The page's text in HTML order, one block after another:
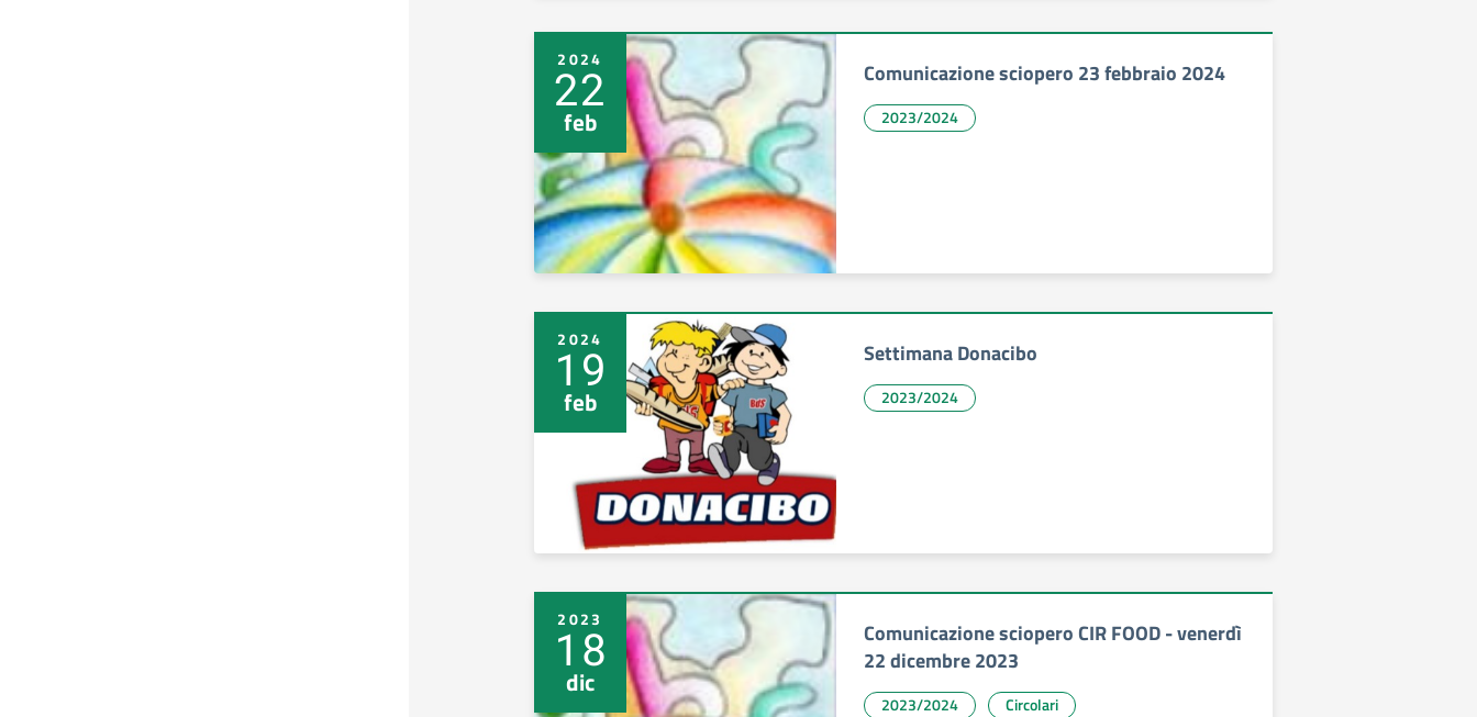
2024
22
feb
Comunicazione sciopero 23 febbraio 2024
2023/2024
2024
19
feb
Settimana Donacibo
2023/2024
2023
18
dic
Comunicazione sciopero CIR FOOD - venerdì
22 dicembre 2023
2023/2024 Circolari